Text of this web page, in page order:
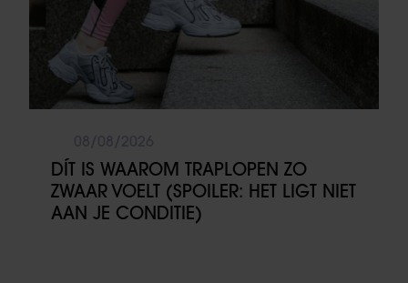
DÍT IS WAAROM TRAPLOPEN ZO
ZWAAR VOELT (SPOILER: HET LIGT NIET
AAN JE CONDITIE)